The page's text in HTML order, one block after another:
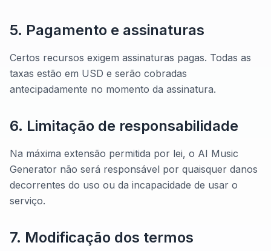
5. Pagamento e assinaturas
Certos recursos exigem assinaturas pagas. Todas as
taxas estão em USD e serão cobradas
antecipadamente no momento da assinatura.
6. Limitação de responsabilidade
Na máxima extensão permitida por lei, o AI Music
Generator não será responsável por quaisquer danos
decorrentes do uso ou da incapacidade de usar o
serviço.
7. Modificação dos termos